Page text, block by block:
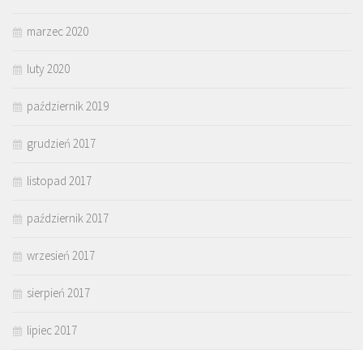
marzec 2020
luty 2020
październik 2019
grudzień 2017
listopad 2017
październik 2017
wrzesień 2017
sierpień 2017
lipiec 2017